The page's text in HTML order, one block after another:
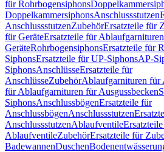
für Rohrbogensiphons
DoppelkammersiphonsAnschlussstutzen
AnschlussstutzenZubehörErsatzteile für
für GeräteErsatzteile für
GeräteRohrbogensiphonsErsatzteile für
SiphonsErsatzteile für UP-SiphonsAP-
SiphonsAnschlüsseErsatzteile für
AnschlüsseZubehörAblaufgarnituren für
für Ablaufgarnituren für Ausgussbecken
SiphonsAnschlussbögenErsatzteile für
AnschlussbögenAnschlussstutzen
AnschlussstutzenAblaufventile
AblaufventileZubehörErsatzteile für
BadewannenDuschen